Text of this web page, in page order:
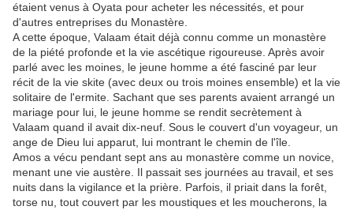
étaient venus à Oyata pour acheter les nécessités, et pour
d'autres entreprises du Monastère.
A cette époque, Valaam était déjà connu comme un monastère
de la piété profonde et la vie ascétique rigoureuse. Après avoir
parlé avec les moines, le jeune homme a été fasciné par leur
récit de la vie skite (avec deux ou trois moines ensemble) et la vie
solitaire de l'ermite. Sachant que ses parents avaient arrangé un
mariage pour lui, le jeune homme se rendit secrètement à
Valaam quand il avait dix-neuf. Sous le couvert d'un voyageur, un
ange de Dieu lui apparut, lui montrant le chemin de l'île.
Amos a vécu pendant sept ans au monastère comme un novice,
menant une vie austère. Il passait ses journées au travail, et ses
nuits dans la vigilance et la prière. Parfois, il priait dans la forêt,
torse nu, tout couvert par les moustiques et les moucherons, la